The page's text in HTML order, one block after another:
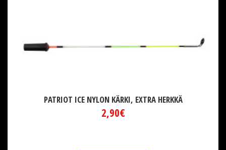
PATRIOT ICE NYLON KÄRKI, EXTRA HERKKÄ
2,90€